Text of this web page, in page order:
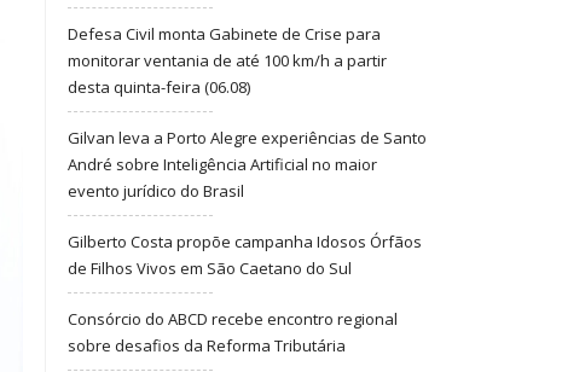
Defesa Civil monta Gabinete de Crise para
monitorar ventania de até 100 km/h a partir
desta quinta-feira (06.08)
Gilvan leva a Porto Alegre experiências de Santo
André sobre Inteligência Artificial no maior
evento jurídico do Brasil
Gilberto Costa propõe campanha Idosos Órfãos
de Filhos Vivos em São Caetano do Sul
Consórcio do ABCD recebe encontro regional
sobre desafios da Reforma Tributária